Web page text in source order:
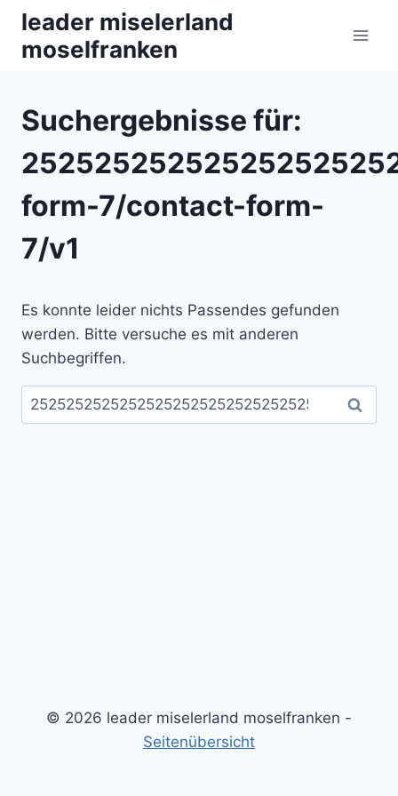
Zum
Inhalt
springen
leader miselerland
moselfranken
Suchergebnisse für:
form-7/contact-form-
7/v1
Es konnte leider nichts Passendes gefunden
werden. Bitte versuche es mit anderen
Suchbegriffen.
Suchen
nach:
© 2026 leader miselerland moselfranken -
Seitenübersicht